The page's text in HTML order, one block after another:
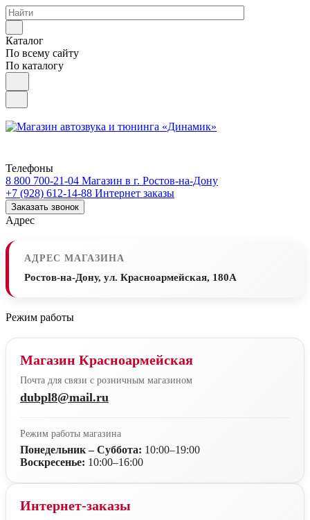
Каталог
По всему сайту
По каталогу
Телефоны
8 800 700-21-04 Магазин в г. Ростов-на-Дону
+7 (928) 612-14-88 Интернет заказы
Заказать звонок
Адрес
АДРЕС МАГАЗИНА
Ростов-на-Дону, ул. Красноармейская, 180А
Режим работы
Магазин Красноармейская
Почта для связи с розничным магазином
dubpl8@mail.ru
Режим работы магазина
Понедельник – Суббота: 10:00–19:00
Воскресенье: 10:00–16:00
Интернет-заказы